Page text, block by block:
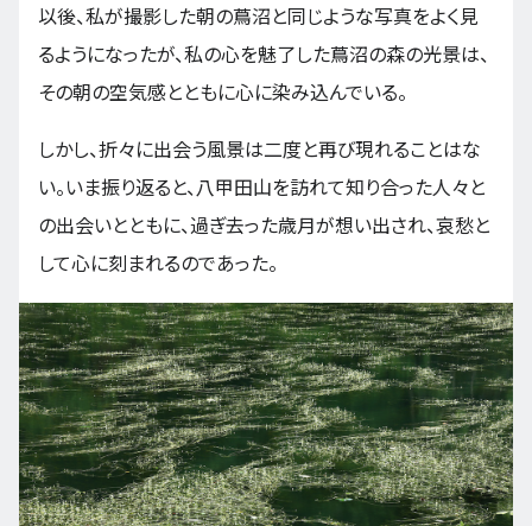
以後、私が撮影した朝の蔦沼と同じような写真をよく見
るようになったが、私の心を魅了した蔦沼の森の光景は、
その朝の空気感とともに心に染み込んでいる。
しかし、折々に出会う風景は二度と再び現れることはな
い。いま振り返ると、八甲田山を訪れて知り合った人々と
の出会いとともに、過ぎ去った歳月が想い出され、哀愁と
して心に刻まれるのであった。